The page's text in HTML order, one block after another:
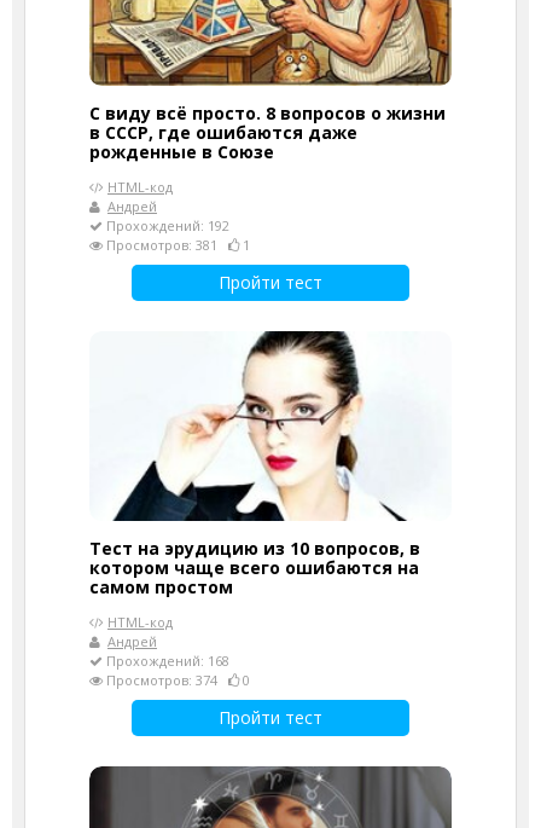
С виду всё просто. 8 вопросов о жизни
в СССР, где ошибаются даже
рожденные в Союзе
HTML-код
Андрей
Прохождений: 192
Просмотров: 381
1
Пройти тест
Тест на эрудицию из 10 вопросов, в
котором чаще всего ошибаются на
самом простом
HTML-код
Андрей
Прохождений: 168
Просмотров: 374
0
Пройти тест